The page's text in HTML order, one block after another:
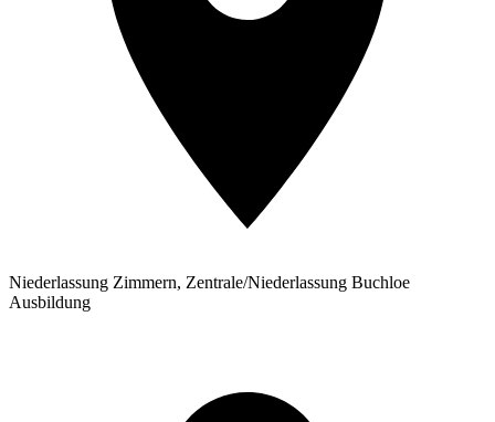
Niederlassung Zimmern, Zentrale/Niederlassung Buchloe
Ausbildung